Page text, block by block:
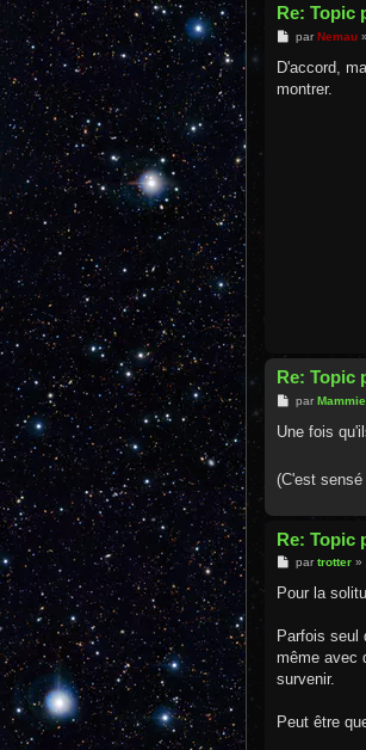
Re: Topic
M
s
a
par Nemau»
D'accord,
montrer.
Re: Topic
M
s
g
e
par Mammie
Une fois
(C'est
Re: Topic
M
s
g
par trotter»
Pour la
Parfois seul
même avec
survenir.
Peut être